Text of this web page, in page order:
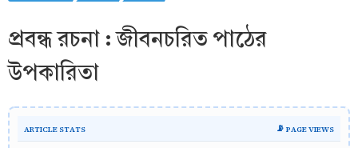
প্রবন্ধ রচনা : জীবনচরিত পাঠের
উপকারিতা
ARTICLE STATS 📡 PAGE VIEWS